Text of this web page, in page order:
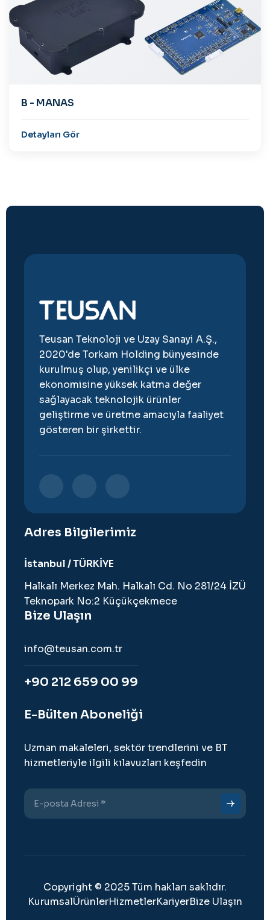
B - MANAS
Detayları Gör
Teusan Teknoloji ve Uzay Sanayi A.Ş.,
2020'de Torkam Holding bünyesinde
kurulmuş olup, yenilikçi ve ülke
ekonomisine yüksek katma değer
sağlayacak teknolojik ürünler
geliştirme ve üretme amacıyla faaliyet
gösteren bir şirkettir.
Adres Bilgilerimiz
İstanbul / TÜRKİYE
Halkalı Merkez Mah. Halkalı Cd. No 281/24 İZÜ
Teknopark No:2 Küçükçekmece
Bize Ulaşın
info@teusan.com.tr
+90 212 659 00 99
E-Bülten Aboneliği
Uzman makaleleri, sektör trendlerini ve BT
hizmetleriyle ilgili kılavuzları keşfedin
Copyright © 2025 Tüm hakları saklıdır.
KurumsalÜrünlerHizmetlerKariyerBize Ulaşın